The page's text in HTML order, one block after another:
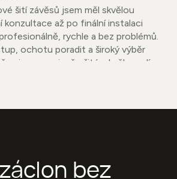
šití závěsů jsem měl skvělou
konzultace až po finální instalaci
rychle a bez problémů.
ochotu poradit a široký výběr
jsou precizně ušité, skvěle sedí a
o svou zkušenost s Vesta závěsy,
úžasnou a bezkonkurenční práci.
bez